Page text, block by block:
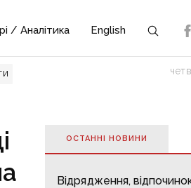
/ Аналітика English
ОСТАННІ НОВИНИ
Відрядження,